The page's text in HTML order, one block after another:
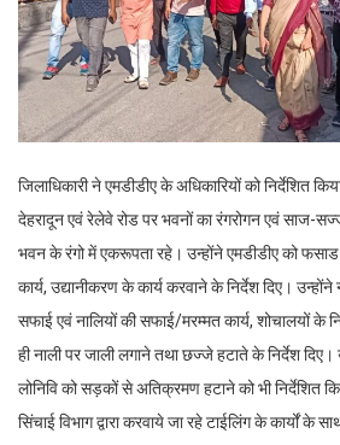
जिलाधिकारी ने एमडीडीए के अधिकारियों को निर्देशित
देहरादून एवं रेलेवे रोड पर भवनों का रंगरोगन एवं साज-
भवन के रंगो में एकरूपता रहे। उन्होंने एमडीडीए को फसाड
कार्य, उद्यानीकरण के कार्य करवाने के निर्देश दिए।
सफाई एवं नालियों की सफाई/मरम्मत कार्य, शोचालयों के
ही नाली पर जाली लगाने तथा छज्जे हटाते के निर्देश
लोनिवि को सड़कों से अतिक्रमण हटाने को भी निर्देशित
सिंचाई विभाग द्वारा करवाये जा रहे टाईलिंग के कार्यों के